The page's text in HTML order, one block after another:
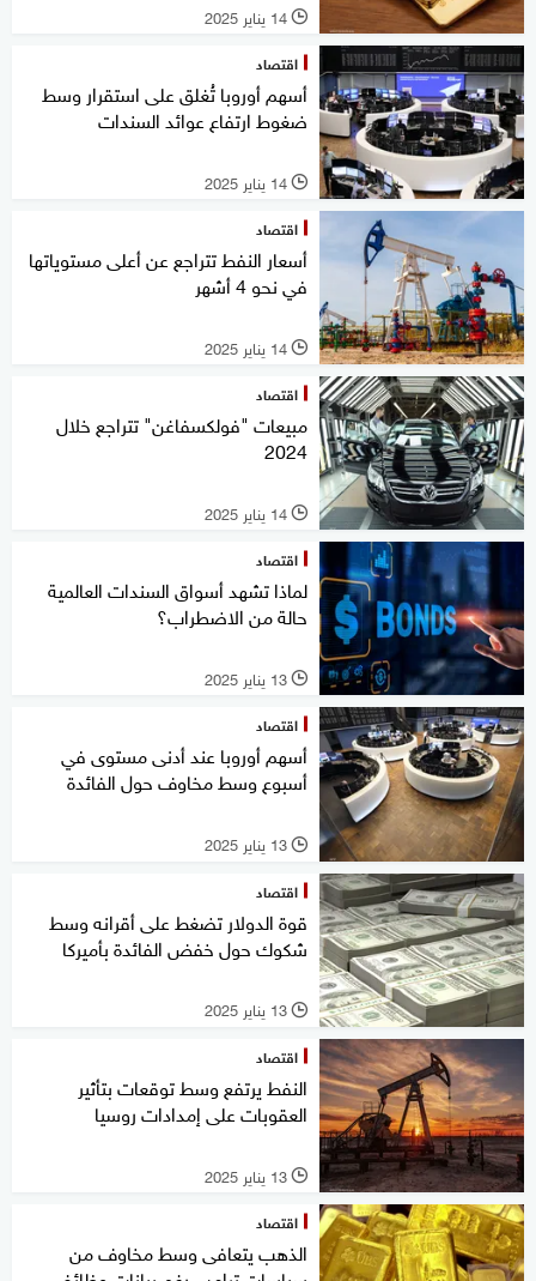
l 14 يناير 2025
اقتصاد
أسهم أوروبا تُغلق على استقرار وسط
ضغوط ارتفاع عوائد السندات
l 14 يناير 2025
اقتصاد
أسعار النفط تتراجع عن أعلى مستوياتها
في نحو 4 أشهر
l 14 يناير 2025
اقتصاد
مبيعات "فولكسفاغن" تتراجع خلال
2024
l 14 يناير 2025
اقتصاد
لماذا تشهد أسواق السندات العالمية
حالة من الاضطراب؟
l 13 يناير 2025
اقتصاد
أسهم أوروبا عند أدنى مستوى في
أسبوع وسط مخاوف حول الفائدة
l 13 يناير 2025
اقتصاد
قوة الدولار تضغط على أقرانه وسط
شكوك حول خفض الفائدة بأميركا
l 13 يناير 2025
اقتصاد
النفط يرتفع وسط توقعات بتأثير
العقوبات على إمدادات روسيا
l 13 يناير 2025
اقتصاد
الذهب يتعافى وسط مخاوف من